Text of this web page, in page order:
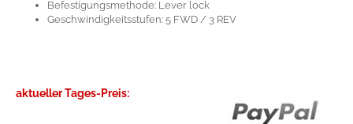
Befestigungsmethode: Lever lock
Geschwindigkeitsstufen: 5 FWD / 3 REV
aktueller Tages-Preis: